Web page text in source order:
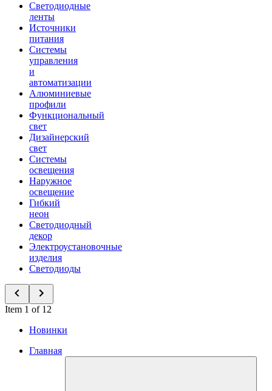
Светодиодные
ленты
Источники
питания
Системы
управления
и
автоматизации
Алюминиевые
профили
Функциональный
свет
Дизайнерский
свет
Системы
освещения
Наружное
освещение
Гибкий
неон
Светодиодный
декор
Электроустановочные
изделия
Светодиоды
Item 1 of 12
Новинки
Главная